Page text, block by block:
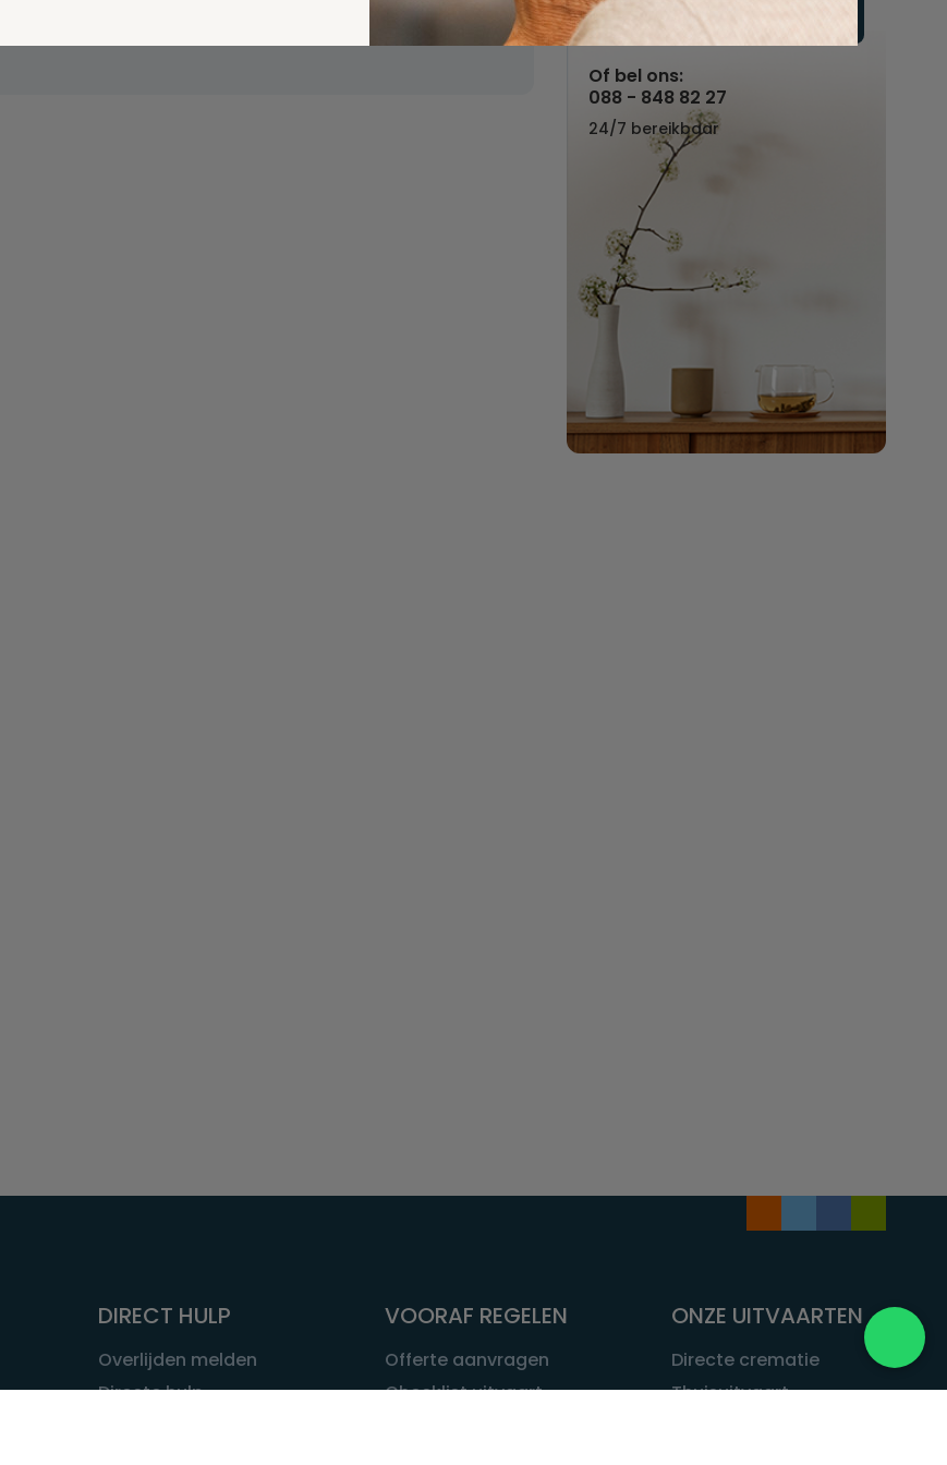
Verzenden Vul hier uw wensen in
Of bel ons:
088 - 848 82 27
24/7 bereikbaar
DIRECT HULP
Overlijden melden
Directe hulp
VOORAF REGELEN
Offerte aanvragen
Checklist uitvaart
ONZE UITVAARTEN
Directe crematie
Thuisuitvaart